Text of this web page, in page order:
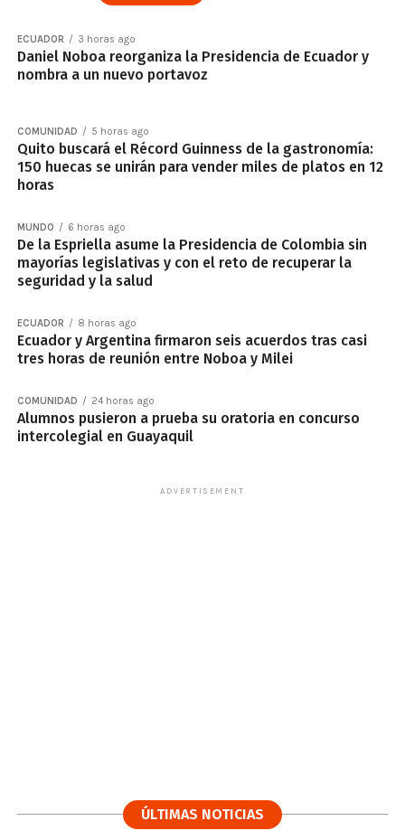
ECUADOR 3 horas ago
Daniel Noboa reorganiza la Presidencia de Ecuador y
nombra a un nuevo portavoz
COMUNIDAD 5 horas ago
Quito buscará el Récord Guinness de la gastronomía:
150 huecas se unirán para vender miles de platos en 12
horas
MUNDO 6 horas ago
De la Espriella asume la Presidencia de Colombia sin
mayorías legislativas y con el reto de recuperar la
seguridad y la salud
ECUADOR 8 horas ago
Ecuador y Argentina firmaron seis acuerdos tras casi
tres horas de reunión entre Noboa y Milei
COMUNIDAD 24 horas ago
Alumnos pusieron a prueba su oratoria en concurso
intercolegial en Guayaquil
ADVERTISEMENT
ÚLTIMAS NOTICIAS